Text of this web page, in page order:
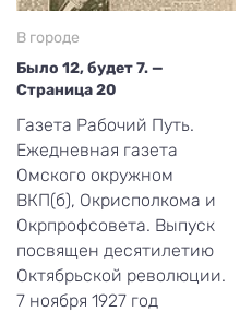
В городе
Было 12, будет 7. —
Страница 20
Газета Рабочий Путь.
Ежедневная газета
Омского окружном
ВКП(б), Окрисполкома и
Окрпрофсовета. Выпуск
посвящен десятилетию
Октябрьской революции.
7 ноября 1927 год